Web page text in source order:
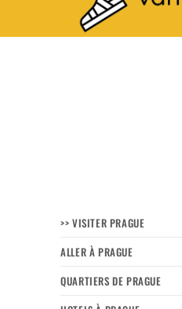
>> VISITER PRAGUE
ALLER À PRAGUE
QUARTIERS DE PRAGUE